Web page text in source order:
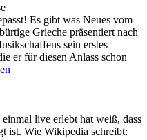
Es gibt was Neues vom
Grieche präsentiert nach
sein erstes
er für diesen Anlass schon
live erlebt hat weiß, dass
ist. Wie Wikipedia schreibt: